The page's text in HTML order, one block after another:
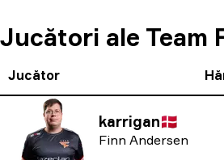
Jucători ale Team
Jucător
karrigan🇩🇰
Finn Andersen